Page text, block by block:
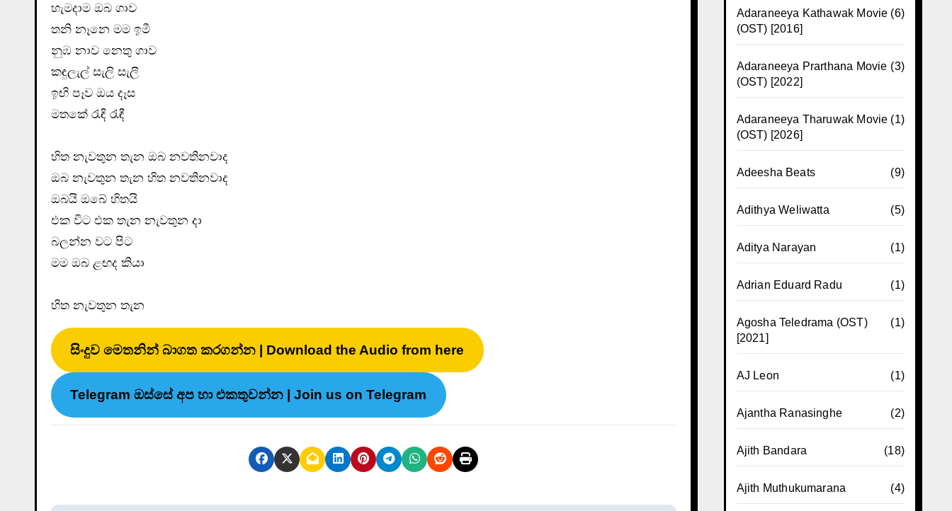
හැමදාම ඔබ ගාව
තනි නෑනෙ මම ඉමී
නුඹ නාව නෙතු ගාව
කඳුලැල් සැලි සැලී
ඉඟි පෑව ඔය දෑස
මතකේ රැඳි රැඳී
හිත නැවතුන තැන ඔබ නවතිනවාද
ඔබ නැවතුන තැන හිත නවතිනවාද
ඔබයි ඔබේ හිතයි
එක විට එක තැන නැවතුන දා
බලන්න වට පිට
මම ඔබ ළඟද කියා
හිත නැවතුන තැන
සිංදුව මෙතනින් බාගත කරගන්න | Download the Audio from here
Telegram ඔස්සේ අප හා එකතුවන්න | Join us on Telegram
Adaraneeya Kathawak Movie
(OST) [2016]
(6)
Adaraneeya Prarthana Movie
(OST) [2022]
(3)
Adaraneeya Tharuwak Movie
(OST) [2026]
(1)
Adeesha Beats (9)
Adithya Weliwatta (5)
Aditya Narayan (1)
Adrian Eduard Radu (1)
Agosha Teledrama (OST)
[2021]
(1)
AJ Leon (1)
Ajantha Ranasinghe (2)
Ajith Bandara (18)
Ajith Muthukumarana (4)